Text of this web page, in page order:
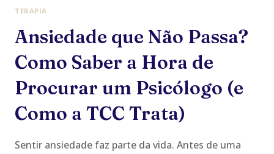
TERAPIA
Ansiedade que Não Passa?
Como Saber a Hora de
Procurar um Psicólogo (e
Como a TCC Trata)
Sentir ansiedade faz parte da vida. Antes de uma